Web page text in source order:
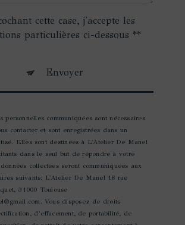
cette case, j'accepte les
particulières ci-dessous **
Envoyer
personnelles communiquées sont nécessaires
contacter et sont enregistrées dans un
Elles sont destinées à L'Atelier De Manel
dans le seul but de répondre à votre
collectées seront communiquées aux
suivants: L'Atelier De Manel 18 rue
31000 Toulouse
Vous disposez de droits
d’effacement, de portabilité, de